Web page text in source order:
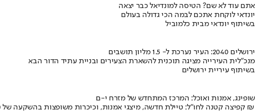
אתם עוד לא שם? הטיסה למונדיאל כבר יצאה
יונדאי לוקחת אתכם לבמה הכי גדולה בעולם
בשיתוף יונדאי מבית כלמוביל
ירושלים 2040: העיר נערכת ל- 1.5 מליון תושבים
מנכ"לית העירייה מציגה תוכנית להשארת הצעירים ובניית עתיד הדור הבא
בשיתוף עיריית ירושלים
שופינג, אמנות ואוכל: המרכז המתחדש של מזרח י-ם
קפיצה קטנה לחו"ל: טיילת חדשה, מיצגי אמנות, וכיכרות משופצות בהשקעה של 100 מיליון ₪